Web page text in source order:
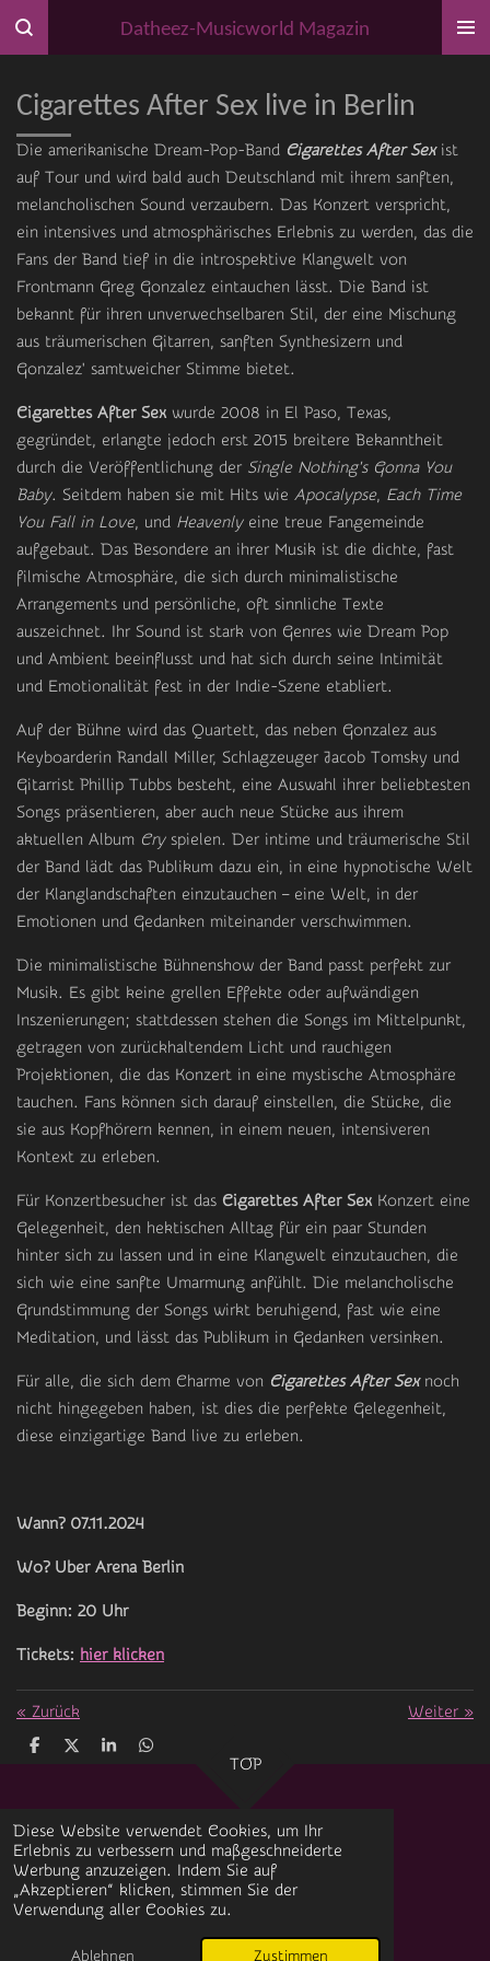
Diese Website verwendet Cookies, um Ihr
Erlebnis zu verbessern und maßgeschneiderte
Werbung anzuzeigen. Indem Sie auf
„Akzeptieren“ klicken, stimmen Sie der
Verwendung aller Cookies zu.
Ablehnen Zustimmen
Zum
Hauptinhalt
Datheez-Musicworld Magazin
Cigarettes After Sex live in Berlin
Die amerikanische Dream-Pop-Band Cigarettes After Sexist
auf Tour und wird bald auch Deutschland mit ihrem sanften,
melancholischen Sound verzaubern. Das Konzert verspricht,
ein intensives und atmosphärisches Erlebnis zu werden, das die
Fans der Band tief in die introspektive Klangwelt von
Frontmann Greg Gonzalez eintauchen lässt. Die Band ist
bekannt für ihren unverwechselbaren Stil, der eine Mischung
aus träumerischen Gitarren, sanften Synthesizern und
Gonzalez' samtweicher Stimme bietet.
Cigarettes After Sex wurde 2008 in El Paso, Texas,
gegründet, erlangte jedoch erst 2015 breitere Bekanntheit
durch die Veröffentlichung der Single Nothing's Gonna You
Baby. Seitdem haben sie mit Hits wie Apocalypse, Each Time
You Fall in Love, und Heavenlyeine treue Fangemeinde
aufgebaut. Das Besondere an ihrer Musik ist die dichte, fast
filmische Atmosphäre, die sich durch minimalistische
Arrangements und persönliche, oft sinnliche Texte
auszeichnet. Ihr Sound ist stark von Genres wie Dream Pop
und Ambient beeinflusst und hat sich durch seine Intimität
und Emotionalität fest in der Indie-Szene etabliert.
Auf der Bühne wird das Quartett, das neben Gonzalez aus
Keyboarderin Randall Miller, Schlagzeuger Jacob Tomsky und
Gitarrist Phillip Tubbs besteht, eine Auswahl ihrer beliebtesten
Songs präsentieren, aber auch neue Stücke aus ihrem
aktuellen Album Cryspielen. Der intime und träumerische Stil
der Band lädt das Publikum dazu ein, in eine hypnotische Welt
der Klanglandschaften einzutauchen – eine Welt, in der
Emotionen und Gedanken miteinander verschwimmen.
Die minimalistische Bühnenshow der Band passt perfekt zur
Musik. Es gibt keine grellen Effekte oder aufwändigen
Inszenierungen; stattdessen stehen die Songs im Mittelpunkt,
getragen von zurückhaltendem Licht und rauchigen
Projektionen, die das Konzert in eine mystische Atmosphäre
tauchen. Fans können sich darauf einstellen, die Stücke, die
sie aus Kopfhörern kennen, in einem neuen, intensiveren
Kontext zu erleben.
Für Konzertbesucher ist das Cigarettes After Sex Konzert eine
Gelegenheit, den hektischen Alltag für ein paar Stunden
hinter sich zu lassen und in eine Klangwelt einzutauchen, die
sich wie eine sanfte Umarmung anfühlt. Die melancholische
Grundstimmung der Songs wirkt beruhigend, fast wie eine
Meditation, und lässt das Publikum in Gedanken versinken.
Für alle, die sich dem Charme von Cigarettes After Sexnoch
nicht hingegeben haben, ist dies die perfekte Gelegenheit,
diese einzigartige Band live zu erleben.
Wann? 07.11.2024
Wo? Uber Arena Berlin
Beginn: 20 Uhr
Tickets: hier klicken
« Zurück Weiter »
T
n
T
n
T
n
T
n
TOP
Impressum
Datenschutz
© 2024 Datheez-Musicworld Magazin